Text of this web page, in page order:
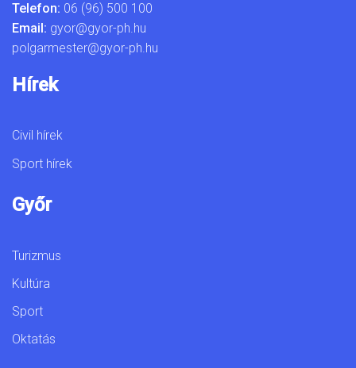
Telefon: 06 (96) 500 100
Email: gyor@gyor-ph.hu
polgarmester@gyor-ph.hu
Hírek
Civil hírek
Sport hírek
Győr
Turizmus
Kultúra
Sport
Oktatás